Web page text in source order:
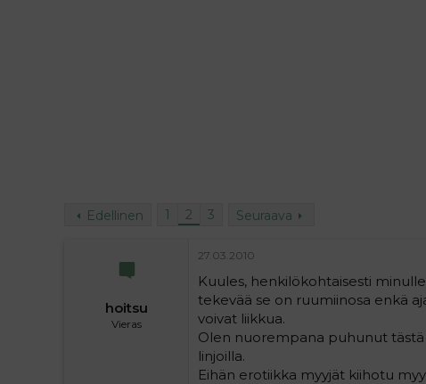
Edellinen 1 2 3 Seuraava
hoitsu
Vieras
27.03.2010
Kuules, henkilökohtaisesti
tekevää se on ruumiinosa enkä
voivat liikkua.
Olen nuorempana puhunut tästä
linjoilla.
Eihän erotiikka myyjät kiihotu